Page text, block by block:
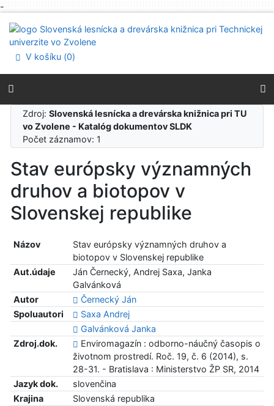
-
Prejsť na menu
Prehlásenie o webovej prístupnosti
V košíku (0)
Zdroj:Slovenská lesnícka a drevárska knižnica pri TU
vo Zvolene - Katalóg dokumentov SLDK
Počet záznamov: 1
Stav európsky významných
druhov a biotopov v
Slovenskej republike
Názov
Stav európsky významných druhov a
biotopov v Slovenskej republike
Aut.údaje
Ján Černecký, Andrej Saxa, Janka
Galvánková
Autor
Černecký Ján
Spoluautori
Saxa Andrej
Galvánková Janka
Zdroj.dok.
Enviromagazín : odborno-náučný časopis o
životnom prostredí. Roč. 19, č. 6 (2014), s.
28-31. - Bratislava : Ministerstvo ŽP SR, 2014
Jazyk dok.
slovenčina
Krajina
Slovenská republika